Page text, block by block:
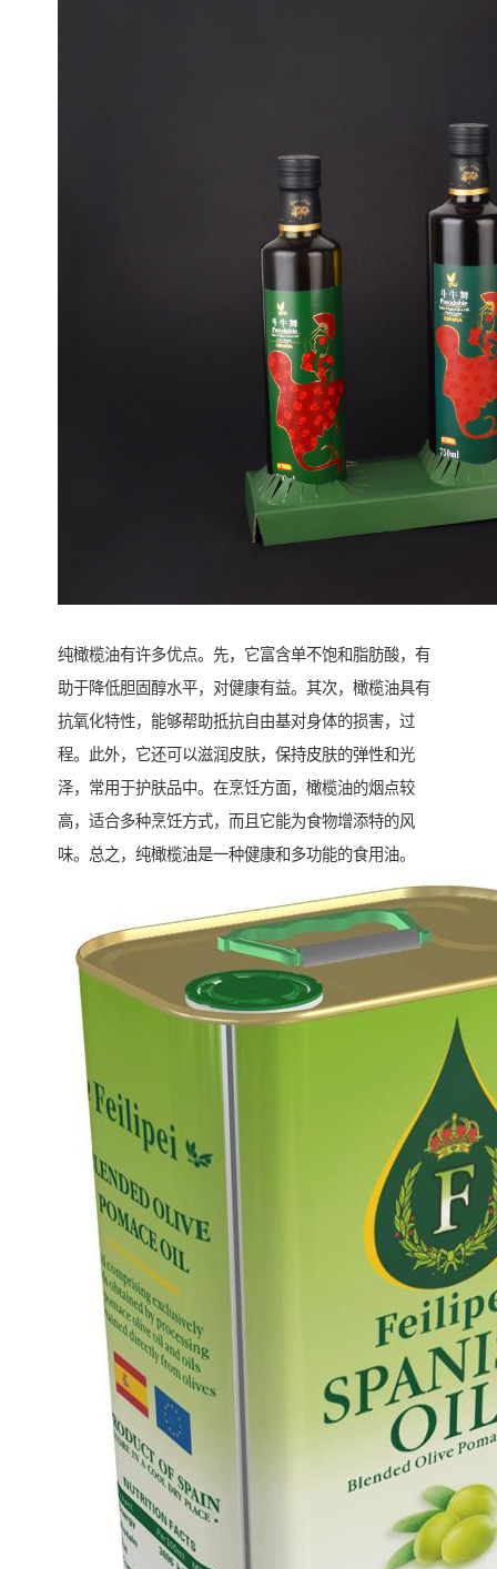
纯橄榄油有许多优点。先，它富含单不饱和脂肪酸，有
助于降低胆固醇水平，对健康有益。其次，橄榄油具有
抗氧化特性，能够帮助抵抗自由基对身体的损害，过
程。此外，它还可以滋润皮肤，保持皮肤的弹性和光
泽，常用于护肤品中。在烹饪方面，橄榄油的烟点较
高，适合多种烹饪方式，而且它能为食物增添特的风
味。总之，纯橄榄油是一种健康和多功能的食用油。